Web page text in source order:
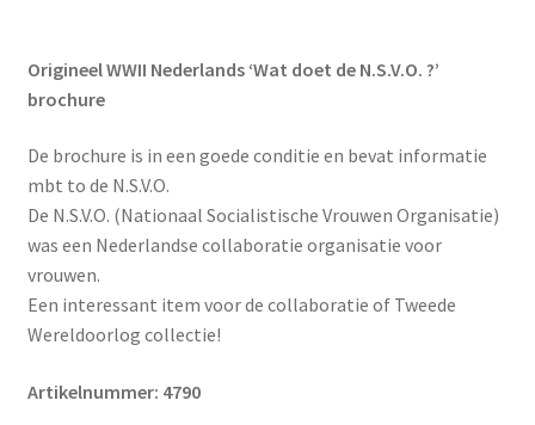
Origineel WWII Nederlands ‘Wat doet de N.S.V.O. ?’
brochure
De brochure is in een goede conditie en bevat informatie
mbt to de N.S.V.O.
De N.S.V.O. (Nationaal Socialistische Vrouwen Organisatie)
was een Nederlandse collaboratie organisatie voor
vrouwen.
Een interessant item voor de collaboratie of Tweede
Wereldoorlog collectie!
Artikelnummer: 4790